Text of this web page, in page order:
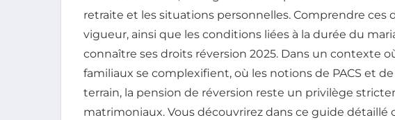
retraite et les situations personnelles. Comprendre ces
vigueur, ainsi que les conditions liées à la durée du
connaître ses droits réversion 2025. Dans un contexte
familiaux se complexifient, où les notions de PACS et
terrain, la pension de réversion reste un privilège
matrimoniaux. Vous découvrirez dans ce guide